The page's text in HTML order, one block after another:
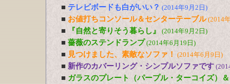
■ テレビボードも白がいい？ (2014年9月2日)
■ お値打ちコンソール＆センターテーブル(2014
■ 『自然と寄りそう暮らし』 (2014年9月2日)
■ 薔薇のステンドランプ (2014年6月19日)
■ 見つけました、素敵なソファ！ (2014年6月9日)
■ 新作のカバーリング・シンプルソファです
■ ガラスのプレート（パープル・ターコイズ）